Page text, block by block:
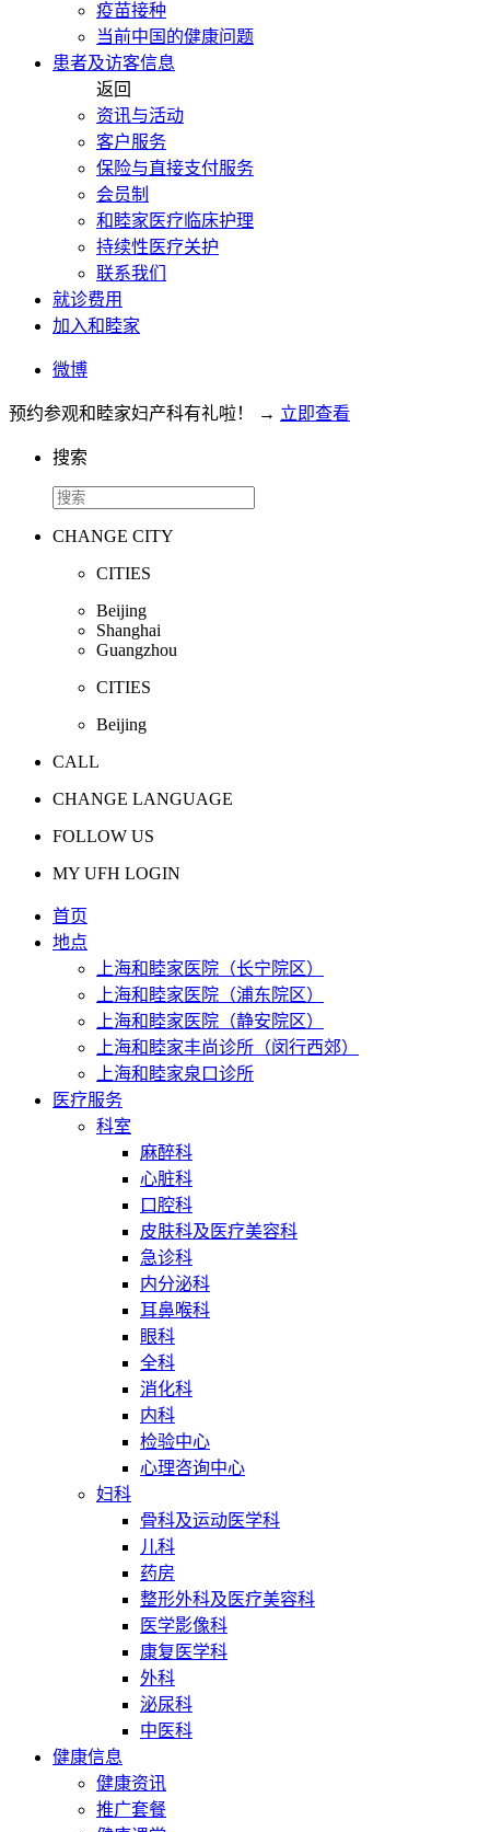
疫苗接种
当前中国的健康问题
患者及访客信息
返回
资讯与活动
客户服务
保险与直接支付服务
会员制
和睦家医疗临床护理
持续性医疗关护
联系我们
就诊费用
加入和睦家
微博
预约参观和睦家妇产科有礼啦！ → 立即查看
搜索
CHANGE CITY
CITIES
Beijing
Shanghai
Guangzhou
CITIES
Beijing
CALL
CHANGE LANGUAGE
FOLLOW US
MY UFH LOGIN
首页
地点
上海和睦家医院（长宁院区）
上海和睦家医院（浦东院区）
上海和睦家医院（静安院区）
上海和睦家丰尚诊所（闵行西郊）
上海和睦家泉口诊所
医疗服务
科室
麻醉科
心脏科
口腔科
皮肤科及医疗美容科
急诊科
内分泌科
耳鼻喉科
眼科
全科
消化科
内科
检验中心
心理咨询中心
妇科
骨科及运动医学科
儿科
药房
整形外科及医疗美容科
医学影像科
康复医学科
外科
泌尿科
中医科
健康信息
健康资讯
推广套餐